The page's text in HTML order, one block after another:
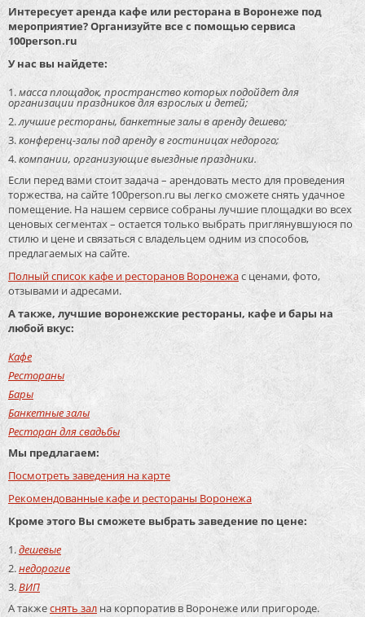
Интересует аренда кафе или ресторана в Воронеже под
мероприятие? Организуйте все с помощью сервиса
100person.ru
У нас вы найдете:
масса площадок, пространство которых подойдет для
организации праздников для взрослых и детей;
лучшие рестораны, банкетные залы в аренду дешево;
конференц-залы под аренду в гостиницах недорого;
компании, организующие выездные праздники.
Если перед вами стоит задача – арендовать место для проведения
торжества, на сайте 100person.ru вы легко сможете снять удачное
помещение. На нашем сервисе собраны лучшие площадки во всех
ценовых сегментах – остается только выбрать приглянувшуюся по
стилю и цене и связаться с владельцем одним из способов,
предлагаемых на сайте.
Полный список кафе и ресторанов Воронежас ценами, фото,
отзывами и адресами.
А также, лучшие воронежские рестораны, кафе и бары на
любой вкус:
Кафе
Рестораны
Бары
Банкетные залы
Ресторан для свадьбы
Мы предлагаем:
Посмотреть заведения на карте
Рекомендованные кафе и рестораны Воронежа
Кроме этого Вы сможете выбрать заведение по цене:
дешевые
недорогие
ВИП
А такжеснять зал на корпоратив в Воронеже или пригороде.